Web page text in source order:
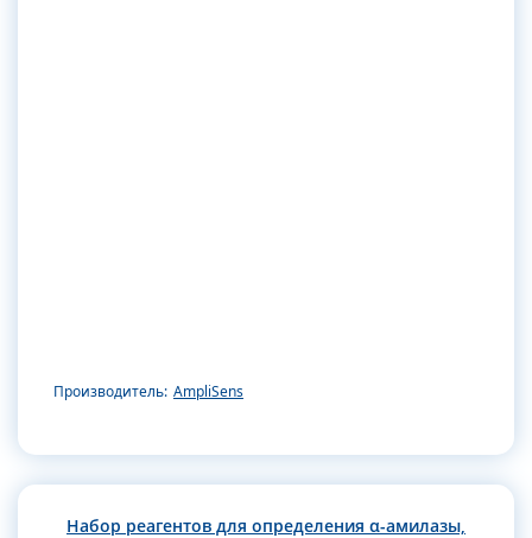
Производитель: AmpliSens
Набор реагентов для определения α-амилазы,